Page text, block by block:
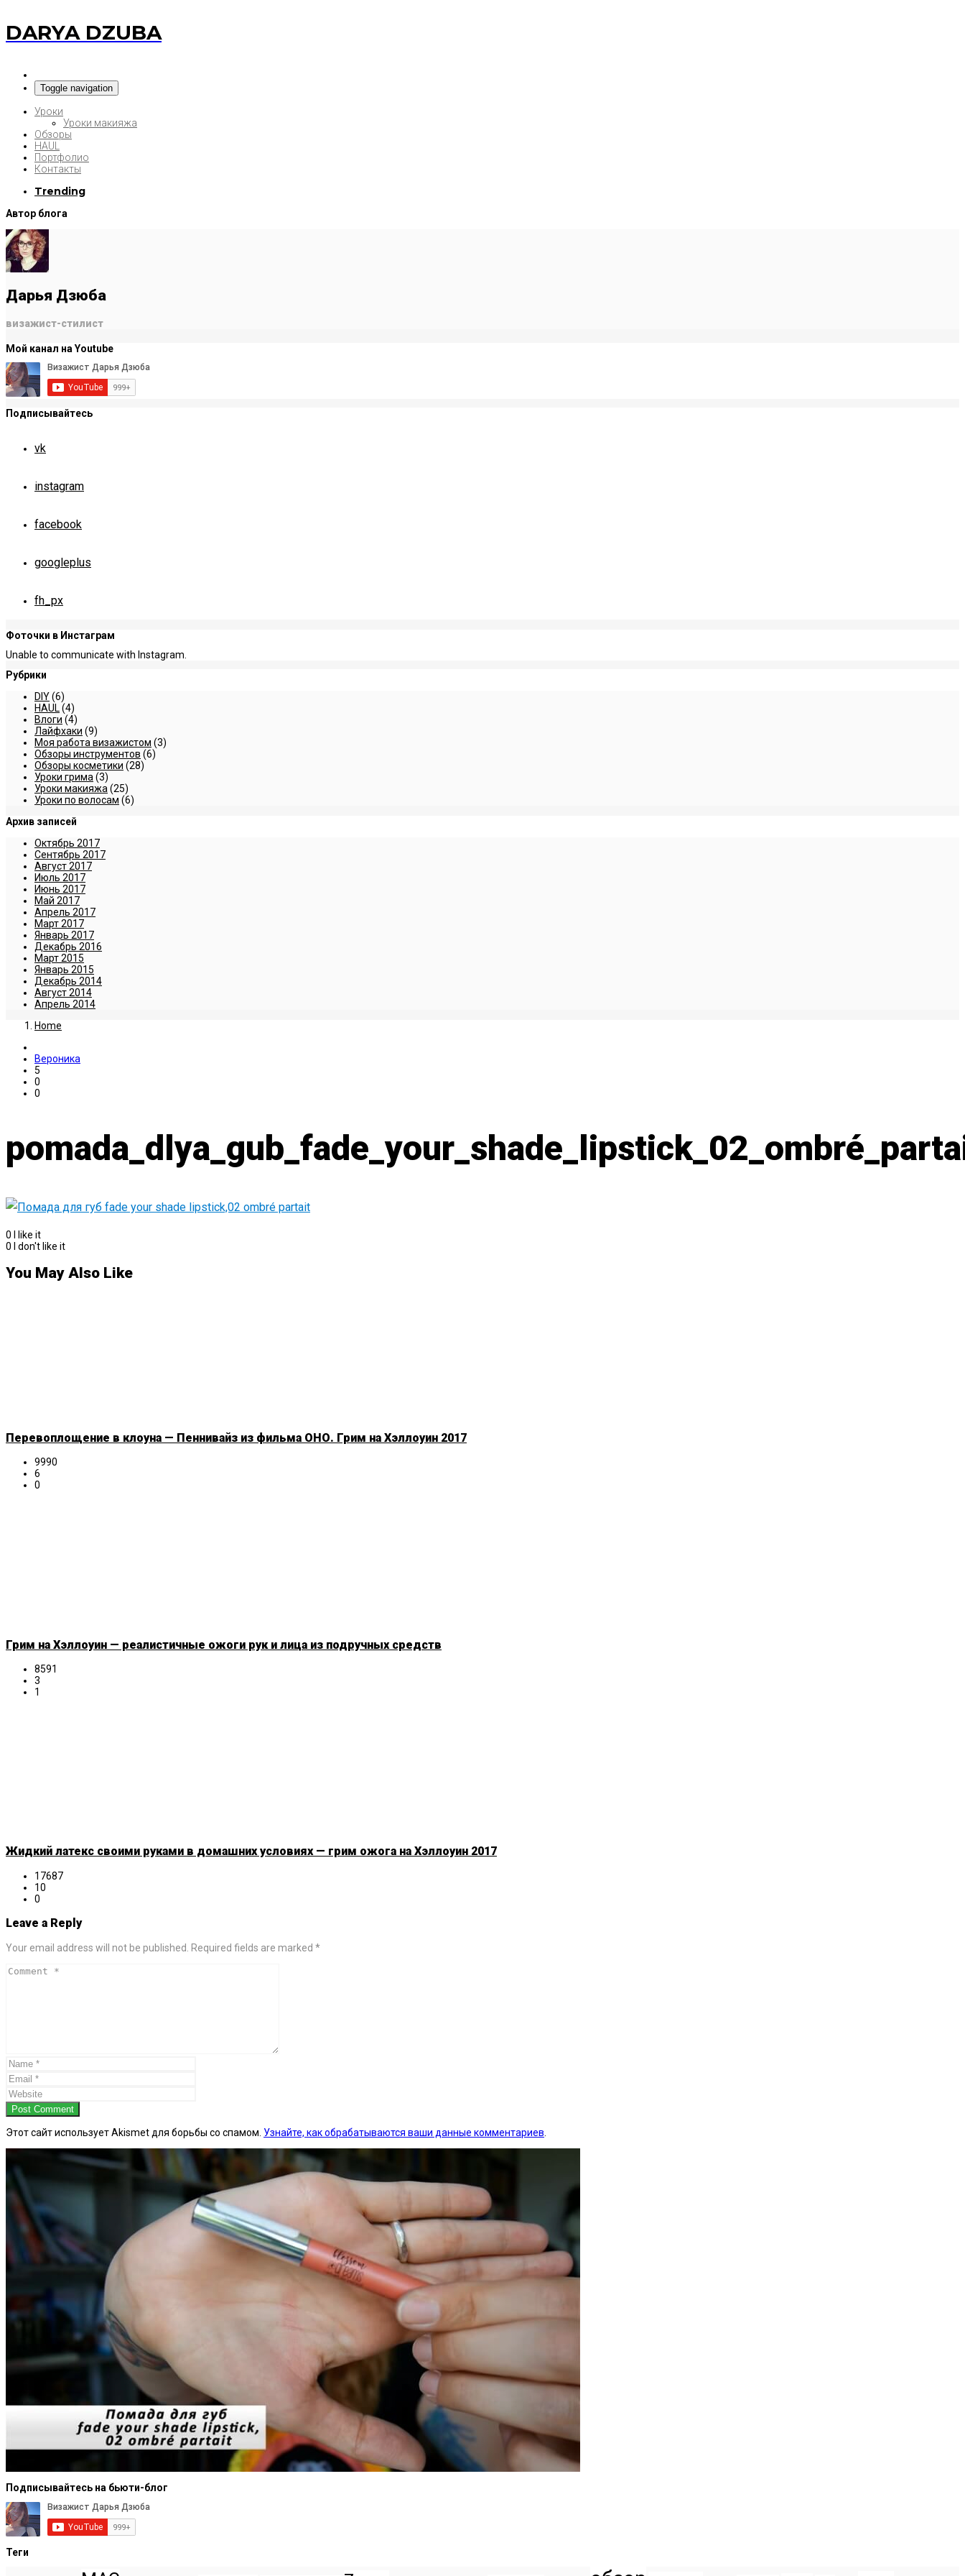
DARYA DZUBA
Toggle navigation
Уроки
Уроки макияжа
Обзоры
HAUL
Портфолио
Контакты
Trending
Автор блога
Дарья Дзюба
визажист-стилист
Мой канал на Youtube
Подписывайтесь
vk
instagram
facebook
googleplus
fh_px
Фоточки в Инстаграм
Unable to communicate with Instagram.
Рубрики
DIY(6)
HAUL (4)
Влоги (4)
Лайфхаки (9)
Моя работа визажистом (3)
Обзоры инструментов (6)
Обзоры косметики (28)
Уроки грима (3)
Уроки макияжа (25)
Уроки по волосам (6)
Архив записей
Октябрь 2017
Сентябрь 2017
Август 2017
Июль 2017
Июнь 2017
Май 2017
Апрель 2017
Март 2017
Январь 2017
Декабрь 2016
Март 2015
Январь 2015
Декабрь 2014
Август 2014
Апрель 2014
Home
Вероника
5
0
0
0
I like it
0
I don't like it
You May Also Like
Перевоплощение в клоуна — Пеннивайз из фильма ОНО. Грим на Хэллоуин 2017
9990
6
0
Грим на Хэллоуин — реалистичные ожоги рук и лица из подручных средств
8591
3
1
Жидкий латекс своими руками в домашних условиях — грим ожога на Хэллоуин 2017
17687
10
0
Leave a Reply
Your email address will not be published. Required fields are marked *
Post Comment
Этот сайт использует Akismet для борьбы со спамом. Узнайте, как обрабатываются ваши данные комментариев
Подписывайтесь на бьюти-блог
Теги